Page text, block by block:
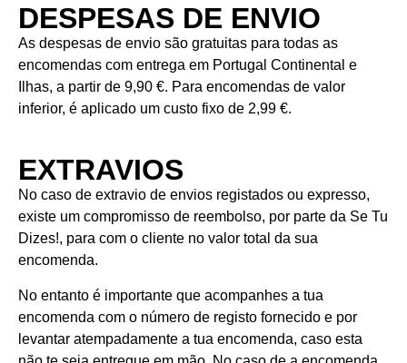
DESPESAS DE ENVIO
As despesas de envio são gratuitas para todas as
encomendas com entrega em Portugal Continental e
Ilhas, a partir de 9,90 €. Para encomendas de valor
inferior, é aplicado um custo fixo de 2,99 €.
EXTRAVIOS
No caso de extravio de envios registados ou expresso,
existe um compromisso de reembolso, por parte da Se Tu
Dizes!, para com o cliente no valor total da sua
encomenda.
No entanto é importante que acompanhes a tua
encomenda com o número de registo fornecido e por
levantar atempadamente a tua encomenda, caso esta